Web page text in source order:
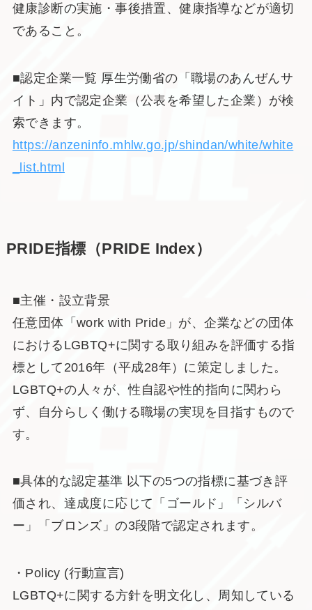
健康診断の実施・事後措置、健康指導などが適切
であること。
■認定企業一覧 厚生労働省の「職場のあんぜんサ
イト」内で認定企業（公表を希望した企業）が検
索できます。
https://anzeninfo.mhlw.go.jp/shindan/white/white
_list.html
PRIDE指標（PRIDE Index）
■主催・設立背景
任意団体「work with Pride」が、企業などの団体
におけるLGBTQ+に関する取り組みを評価する指
標として2016年（平成28年）に策定しました。
LGBTQ+の人々が、性自認や性的指向に関わら
ず、自分らしく働ける職場の実現を目指すもので
す。
■具体的な認定基準 以下の5つの指標に基づき評
価され、達成度に応じて「ゴールド」「シルバ
ー」「ブロンズ」の3段階で認定されます。
・Policy (行動宣言)
LGBTQ+に関する方針を明文化し、周知している